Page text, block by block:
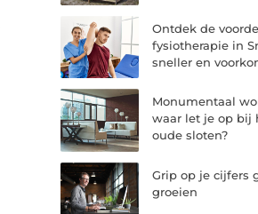
Ontdek de
fysiotherapie in
sneller en
Monumentaal
waar let je op bij
oude sloten?
Grip op je cijfers
groeien